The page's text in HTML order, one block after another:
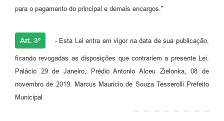
para o pagamento do principal e demais encargos."
Art. 3º - Esta Lei entra em vigor na data de sua publicação,
ficando revogadas as disposições que contrariem a presente Lei.
Palácio 29 de Janeiro, Prédio Antonio Alceu Zielonka, 08 de
novembro de 2019. Marcus Mauricio de Souza Tesserolli Prefeito
Municipal